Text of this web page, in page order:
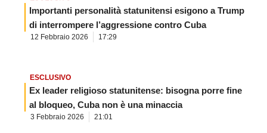
Importanti personalità statunitensi esigono a Trump
di interrompere l’aggressione contro Cuba
12 Febbraio 2026 17:29
ESCLUSIVO
Ex leader religioso statunitense: bisogna porre fine
al bloqueo, Cuba non è una minaccia
3 Febbraio 2026 21:01